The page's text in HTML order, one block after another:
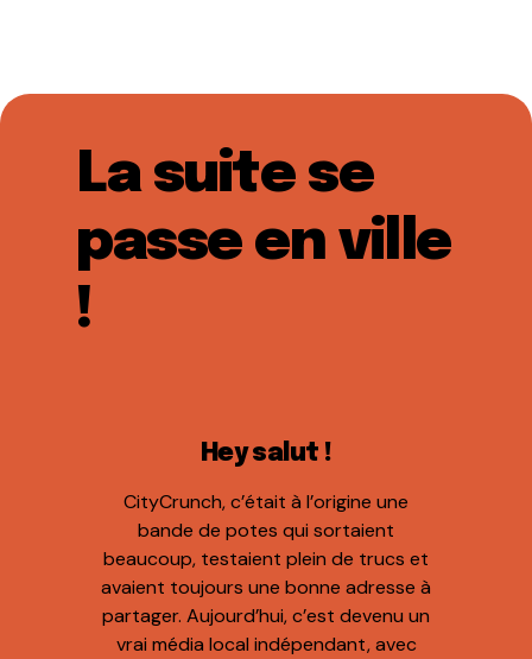
La suite se
passe en ville
!
Hey salut !
CityCrunch, c’était à l’origine une
bande de potes qui sortaient
beaucoup, testaient plein de trucs et
avaient toujours une bonne adresse à
partager. Aujourd’hui, c’est devenu un
vrai média local indépendant, avec